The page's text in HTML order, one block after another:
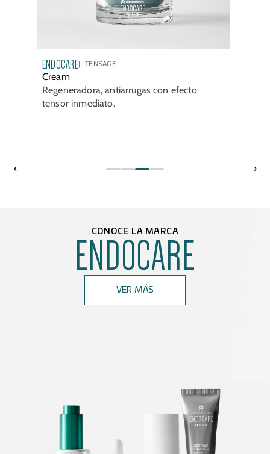
ENDOCARE TENSAGE
Cream
Regeneradora, antiarrugas con efecto
tensor inmediato.
‹ ›
CONOCE LA MARCA
ENDOCARE
VER MÁS